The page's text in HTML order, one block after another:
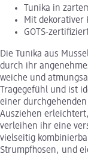
Tunika in
Mit dekorativer
GOTS-
Die Tunika aus
durch ihr
weiche und
Tragegefühl und ist
einer
Ausziehen
verleihen ihr eine
vielseitig
Strumpfhosen, und